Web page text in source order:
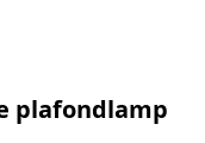
plafondlamp